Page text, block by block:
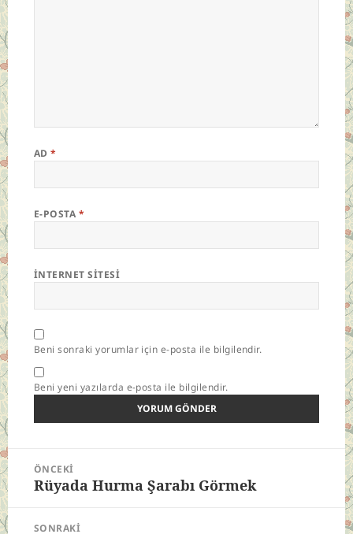
AD*
E-POSTA *
İNTERNET SITESI
Beni sonraki yorumlar için e-posta ile bilgilendir.
Beni yeni yazılarda e-posta ile bilgilendir.
Yazı
gezinmesi
ÖNCEKI
Önceki
Rüyada Hurma Şarabı Görmek
SONRAKI